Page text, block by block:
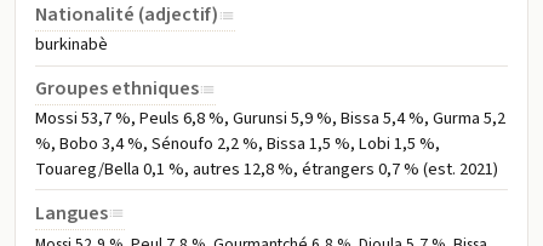
Nationalité (adjectif)
burkinabè
Groupes ethniques
Mossi 53,7 %, Peuls 6,8 %, Gurunsi 5,9 %, Bissa 5,4 %, Gurma 5,2
%, Bobo 3,4 %, Sénoufo 2,2 %, Bissa 1,5 %, Lobi 1,5 %,
Touareg/Bella 0,1 %, autres 12,8 %, étrangers 0,7 % (est. 2021)
Langues